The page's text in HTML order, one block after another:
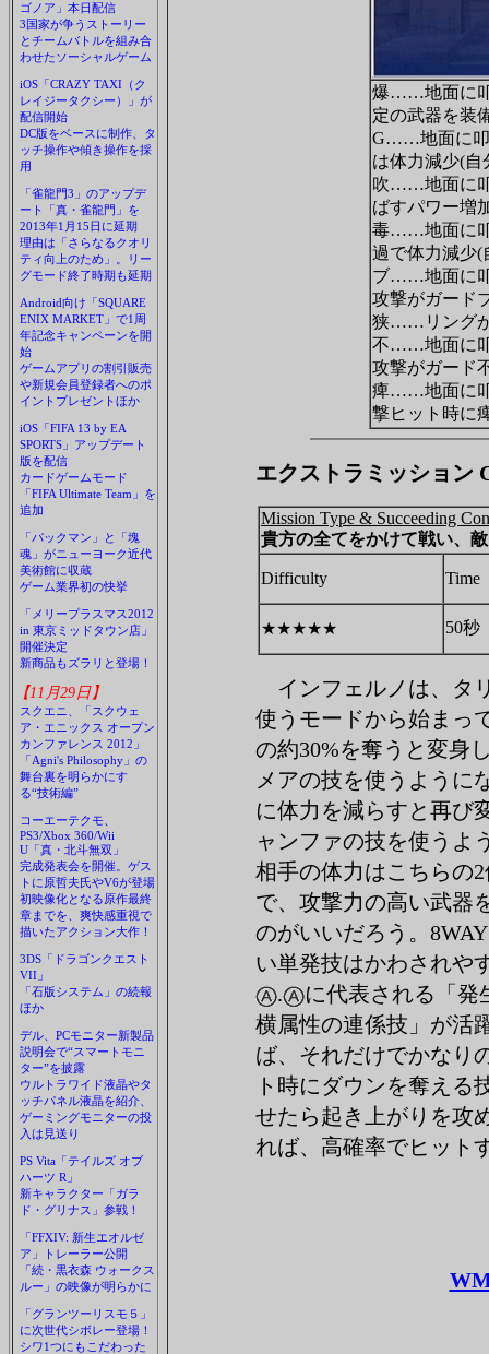
ゴノア」本日配信
3国家が争うストーリー
とチームバトルを組み合
わせたソーシャルゲーム
iOS「CRAZY TAXI（ク
レイジータクシー）」が
配信開始
DC版をベースに制作、タ
ッチ操作や傾き操作を採
用
「雀龍門3」のアップデ
ート「真・雀龍門」を
2013年1月15日に延期
理由は「さらなるクオリ
ティ向上のため」。リー
グモード終了時期も延期
Android向け「SQUARE
ENIX MARKET」で1周
年記念キャンペーンを開
始
ゲームアプリの割引販売
や新規会員登録者へのポ
イントプレゼントほか
iOS「FIFA 13 by EA
SPORTS」アップデート
版を配信
カードゲームモード
「FIFA Ultimate Team」を
追加
「パックマン」と「塊
魂」がニューヨーク近代
美術館に収蔵
ゲーム業界初の快挙
「メリープラスマス2012
in 東京ミッドタウン店」
開催決定
新商品もズラリと登場！
【11月29日】
スクエニ、「スクウェ
ア・エニックス オープン
カンファレンス 2012」
「Agni's Philosophy」の
舞台裏を明らかにす
る“技術編”
コーエーテクモ、
PS3/Xbox 360/Wii
U「真・北斗無双」
完成発表会を開催。ゲス
トに原哲夫氏やV6が登場
初映像化となる原作最終
章までを、爽快感重視で
描いたアクション大作！
3DS「ドラゴンクエスト
VII」
「石版システム」の続報
ほか
デル、PCモニター新製品
説明会で“スマートモニ
ター”を披露
ウルトラワイド液晶やタ
ッチパネル液晶を紹介、
ゲーミングモニターの投
入は見送り
PS Vita「テイルズ オブ
ハーツ R」
新キャラクター「ガラ
ド・グリナス」参戦！
「FFXIV: 新生エオルゼ
ア」トレーラー公開
「続・黒衣森 ウォークス
ルー」の映像が明らかに
「グランツーリスモ５」
に次世代シボレー登場！
シワ1つにもこだわった
爆……地面に
定の武器を装
G……地面に叩
は体力減少(自
吹……地面に
ばすパワー増
毒……地面に
過で体力減少(
ブ……地面に
攻撃がガード
狭……リング
不……地面に
攻撃がガード
痺……地面に
撃ヒット時に
エクストラミッション
Mission Type & Succeeding
貴方の全てをかけて戦い、
Difficulty Time
★★★★★ 50秒
インフェルノは、タ
使うモードから始まっ
の約30%を奪うと変身
メアの技を使うように
に体力を減らすと再び
ャンファの技を使うよ
相手の体力はこちらの
で、攻撃力の高い武器
のがいいだろう。
い単発技はかわされや
.
に代表される「発
横属性の連係技」が活
ば、それだけでかなり
ト時にダウンを奪える
せたら起き上がりを攻
れば、高確率でヒット